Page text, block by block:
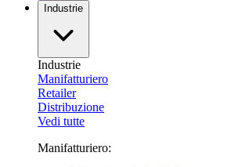
Industrie
Industrie
Manifatturiero
Retailer
Distribuzione
Vedi tutte
Manifatturiero: